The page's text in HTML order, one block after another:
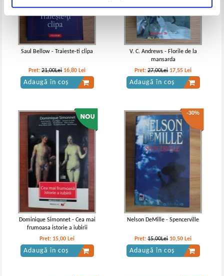
Saul Bellow - Traieste-ti clipa
Pret:21,00Lei 16,80 Lei
Adaugă în coș
V. C. Andrews - Florile de la
mansarda
Pret:27,00Lei 17,55 Lei
Adaugă în coș
Dominique Simonnet - Cea mai
frumoasa istorie a iubirii
Pret: 15,00 Lei
Adaugă în coș
-30%
Nelson DeMille - Spencerville
Pret:15,00Lei 10,50 Lei
Adaugă în coș